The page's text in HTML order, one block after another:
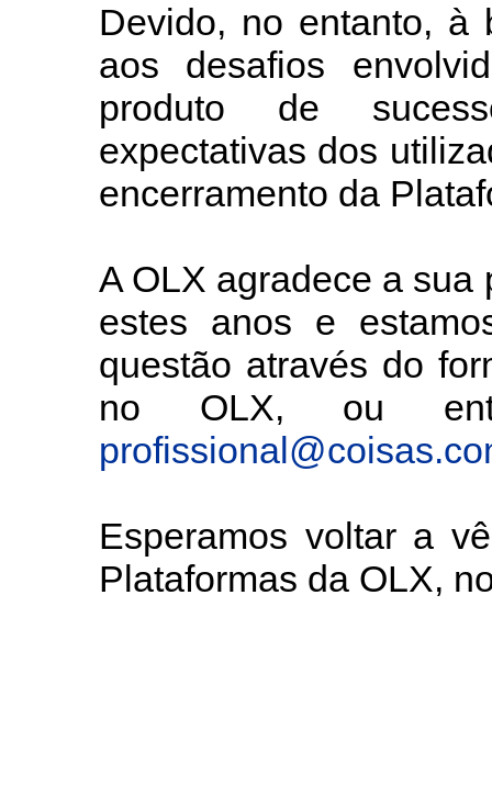
Devido, no entanto, à
aos desafios
produto de
expectativas dos
encerramento da
A OLX agradece a sua
estes anos e
questão através do
no OLX, ou
Esperamos voltar a
Plataformas da OLX,